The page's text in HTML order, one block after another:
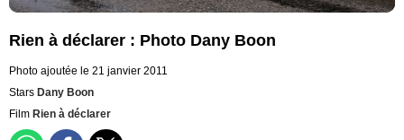
Rien à déclarer : Photo Dany Boon
Photo ajoutée le 21 janvier 2011
Stars Dany Boon
Film Rien à déclarer